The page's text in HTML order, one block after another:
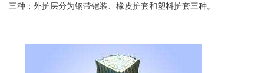
三种；外护层分为钢带铠装、橡皮护套和塑料护套三种。